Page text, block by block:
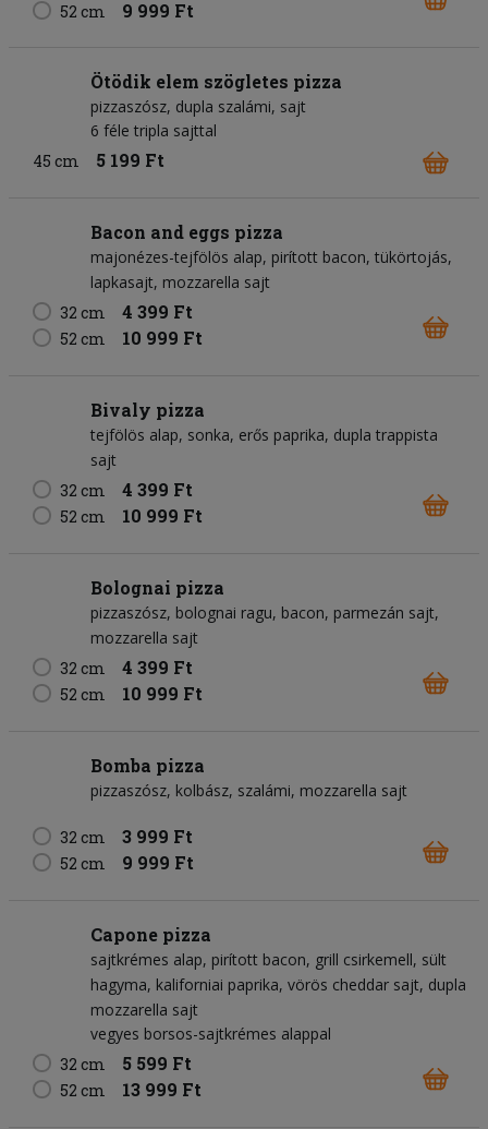
52 cm 9 999 Ft
Ötödik elem szögletes pizza
pizzaszósz dupla szalámi sajt
6 féle tripla sajttal
45 cm
5 199 Ft
Bacon and eggs pizza
majonézes-tejfölös alap pirított bacon tükörtojás
lapkasajt mozzarella sajt
32 cm
4 399 Ft
52 cm 10 999 Ft
Bivaly pizza
tejfölös alap sonka erős paprika dupla trappista
sajt
32 cm
4 399 Ft
52 cm 10 999 Ft
Bolognai pizza
pizzaszósz bolognai ragu bacon parmezán sajt
mozzarella sajt
32 cm
4 399 Ft
52 cm 10 999 Ft
Bomba pizza
pizzaszósz kolbász szalámi mozzarella sajt
32 cm 3 999 Ft
52 cm 9 999 Ft
Capone pizza
sajtkrémes alap pirított bacon grill csirkemell sült
hagyma kaliforniai paprika vörös cheddar sajt dupla
mozzarella sajt
vegyes borsos-sajtkrémes alappal
32 cm
5 599 Ft
52 cm 13 999 Ft